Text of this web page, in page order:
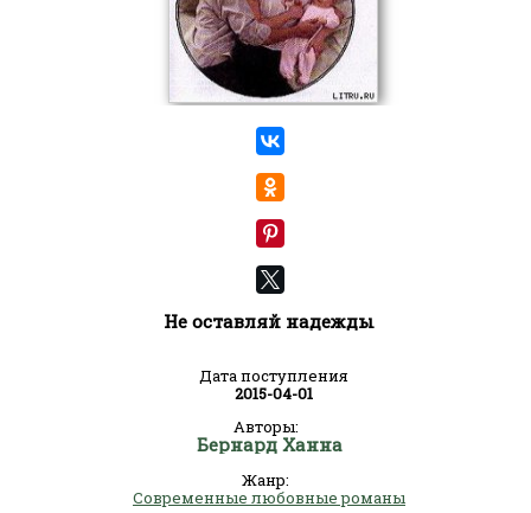
Не оставляй надежды
Дата поступления
2015-04-01
Авторы:
Бернард Ханна
Жанр:
Современные любовные романы